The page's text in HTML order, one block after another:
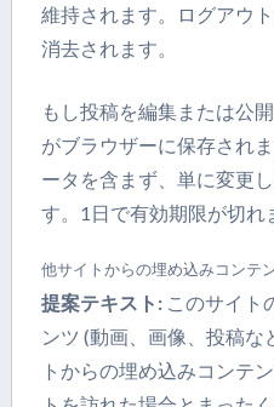
維持されます。ログアウ
消去されます。
もし投稿を編集または公
がブラウザーに保存され
ータを含まず、単に変更
す。1日で有効期限が切れ
他サイトからの埋め込みコンテ
提案テキスト: このサイト
ンツ (動画、画像、投稿な
トからの埋め込みコンテ